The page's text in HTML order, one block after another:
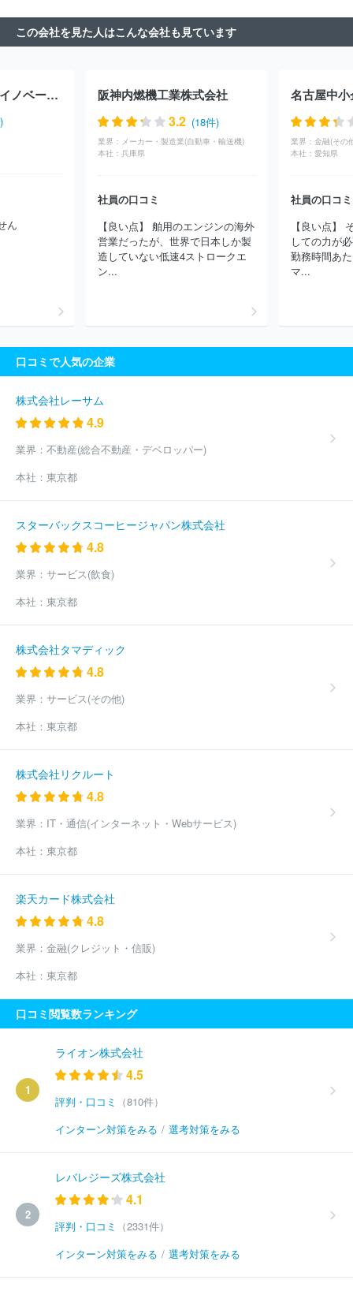
会社
ばんせい証券株式会社 楽天証券株式会社
ＢＮＰパリバ証
券株式会社
ａｕフィナンシャルサービス株式会社
プ証券株式会社
いちよし証券株式会社
ちばぎん証券株式会社
ＳＭＢＣフレンド証券株式会社
ＵＢＳ証券株式会社
三菱ＵＦ
Ｊ ｅスマート証券株式会社
スターツ証券株式会社
あかつき証
野村證券株式会社 ＪＰモルガン証券株式会社
ドイツ証
損保ジャパンＤＣ証券株式会社 みずほ証券株式会社
松井
株式会社
浜銀ＴＴ証券株式会社
株式会社だいこう証券ビジネス
山和証券株式会社
モルガン・スタンレーＭＵＦＧ証券株式会社
西日本シティＴＴ証券株式会社
八幡証券株式会社
ＦＩＮＸ Ｊ
株式会社ベルグラッド
長野證券株式会社
券株式会社
アイザワ証券株式会社 ほか(103件)
この会社を見た人はこんな会社も見ています
株式会社リード・イノベーション
ん
阪神内燃機工業株式会社
3.2 (18件)
業界： メーカー・製造業(自動車・輸送機)
本社： 兵庫県
社員の口コミ
【良い点】 舶用のエンジンの海外
営業だったが、世界で日本しか製
造していない低速4ストロークエ
ン...
業界： 金融(その
本社： 愛知県
社員の口コミ
【良い点】
しての力が
勤務時間あ
マ...
口コミで人気の企業
株式会社レーサム
4.9
業界： 不動産(総合不動産・デベロッパー)
本社： 東京都
スターバックスコーヒージャパン株式会社
4.8
業界： サービス(飲食)
本社： 東京都
株式会社タマディック
4.8
業界： サービス(その他)
本社： 東京都
株式会社リクルート
4.8
業界： IT・通信(インターネット・Webサービス)
本社： 東京都
楽天カード株式会社
4.8
業界： 金融(クレジット・信販)
本社： 東京都
口コミ閲覧数ランキング
1
ライオン株式会社
4.5
評判・口コミ
（810件）
インターン対策をみる / 選考対策をみる
2
レバレジーズ株式会社
4.1
評判・口コミ
（2331件）
インターン対策をみる / 選考対策をみる